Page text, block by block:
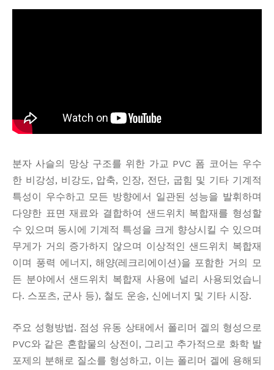
분자 사슬의 망상 구조를 위한 가교 PVC 폼 코어는 우수
한 비강성, 비강도, 압축, 인장, 전단, 굽힘 및 기타 기계적
특성이 우수하고 모든 방향에서 일관된 성능을 발휘하며
다양한 표면 재료와 결합하여 샌드위치 복합재를 형성할
수 있으며 동시에 기계적 특성을 크게 향상시킬 수 있으며
무게가 거의 증가하지 않으며 이상적인 샌드위치 복합재
이며 풍력 에너지, 해양(레크리에이션)을 포함한 거의 모
든 분야에서 샌드위치 복합재 사용에 널리 사용되었습니
다. 스포츠, 군사 등), 철도 운송, 신에너지 및 기타 시장.
주요 성형방법. 점성 유동 상태에서 폴리머 겔의 형성으로
PVC와 같은 혼합물의 상전이, 그리고 추가적으로 화학 발
포제의 분해로 질소를 형성하고, 이는 폴리머 겔에 용해되